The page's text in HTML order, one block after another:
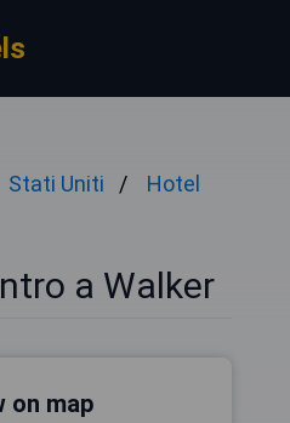
Stati Uniti
Hotel
a Walker
on map